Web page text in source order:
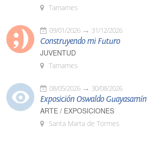
Tamames
09/01/2026 31/12/2026
Construyendo mi Futuro
JUVENTUD
Tamames
08/05/2026 30/08/2026
Exposición Oswaldo Guayasamín
ARTE / EXPOSICIONES
Santa Marta de Tormes